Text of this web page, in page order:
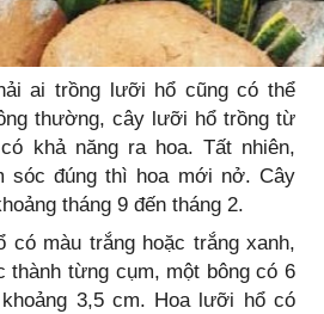
ai trồng lưỡi hổ cũng có thể
thường, cây lưỡi hổ trồng từ
khả năng ra hoa. Tất nhiên,
sóc đúng thì hoa mới nở. Cây
tháng 9 đến tháng 2.
có màu trắng hoặc trắng xanh,
thành từng cụm, một bông có 6
3,5 cm. Hoa lưỡi hổ có